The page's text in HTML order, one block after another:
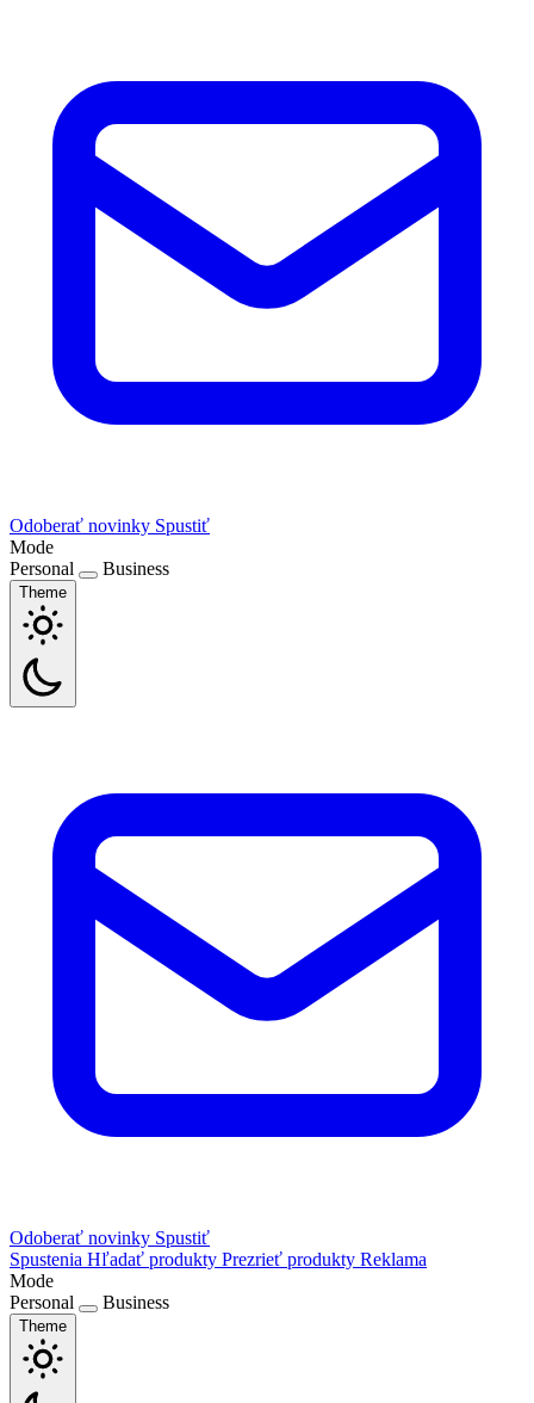
Odoberať novinky Spustiť
Mode
Personal
Business
Theme
Odoberať novinky Spustiť
Spustenia Hľadať produkty Prezrieť produkty Reklama
Mode
Personal
Business
Theme